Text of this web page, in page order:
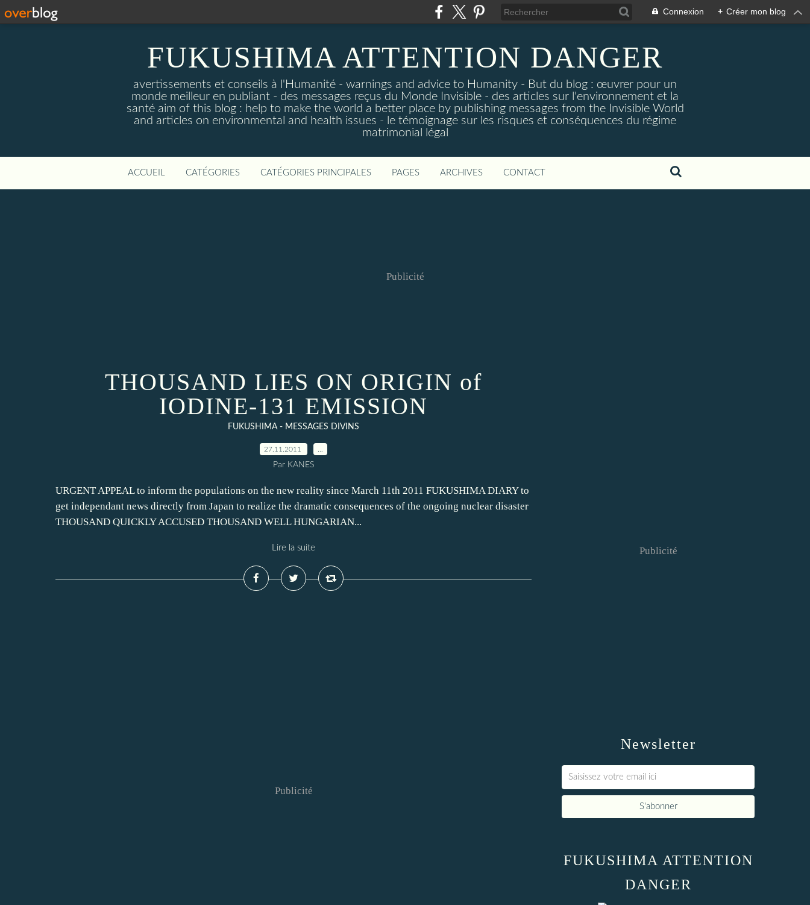
Connexion + Créer mon blog
FUKUSHIMA ATTENTION DANGER
avertissements et conseils à l'Humanité - warnings and advice to Humanity - But du blog : œuvrer pour un
monde meilleur en publiant - des messages reçus du Monde Invisible - des articles sur l'environnement et la
santé aim of this blog : help to make the world a better place by publishing messages from the Invisible World
and articles on environmental and health issues - le témoignage sur les risques et conséquences du régime
matrimonial légal
ACCUEIL CATÉGORIES CATÉGORIES PRINCIPALES PAGES ARCHIVES CONTACT
Publicité
THOUSAND LIES ON ORIGIN of
IODINE-131 EMISSION
FUKUSHIMA - MESSAGES DIVINS
27.11.2011
Par KANES
URGENT APPEAL to inform the populations on the new reality since March 11th 2011 FUKUSHIMA DIARY to
get independant news directly from Japan to realize the dramatic consequences of the ongoing nuclear disaster
THOUSAND QUICKLY ACCUSED THOUSAND WELL HUNGARIAN...
Lire la suite
Publicité
Newsletter
Publicité
FUKUSHIMA ATTENTION
DANGER